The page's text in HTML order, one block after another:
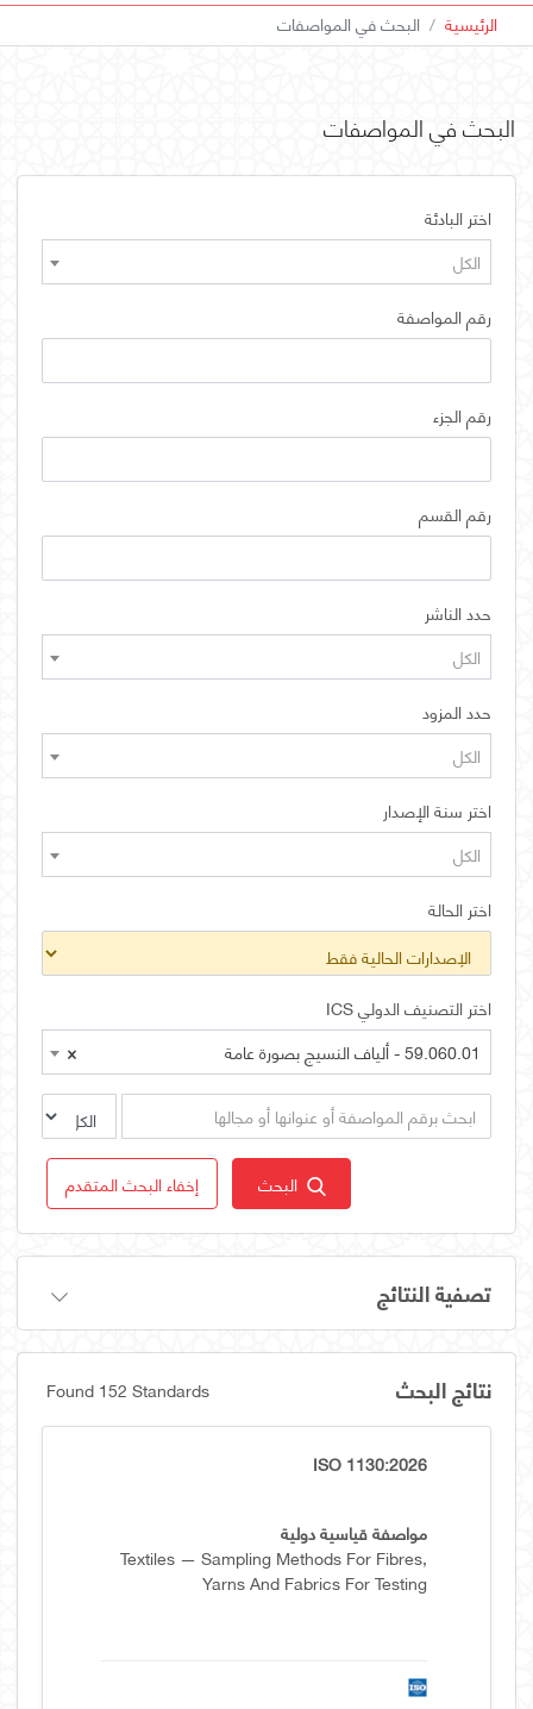
الرئيسية البحث في المواصفات
البحث في المواصفات
اختر البادئة
الكل
رقم المواصفة
رقم الجزء
رقم القسم
حدد الناشر
الكل
حدد المزود
الكل
اختر سنة الإصدار
الكل
اختر الحالة
اختر التصنيف الدولي ICS
×
59.060.01 - ألياف النسيج بصورة عامة
البحث إخفاء البحث المتقدم
تصفية النتائج
نتائج البحث Found 152 Standards
ISO 1130:2026
مواصفة قياسية دولية
Textiles — Sampling Methods For Fibres,
Yarns And Fabrics For Testing